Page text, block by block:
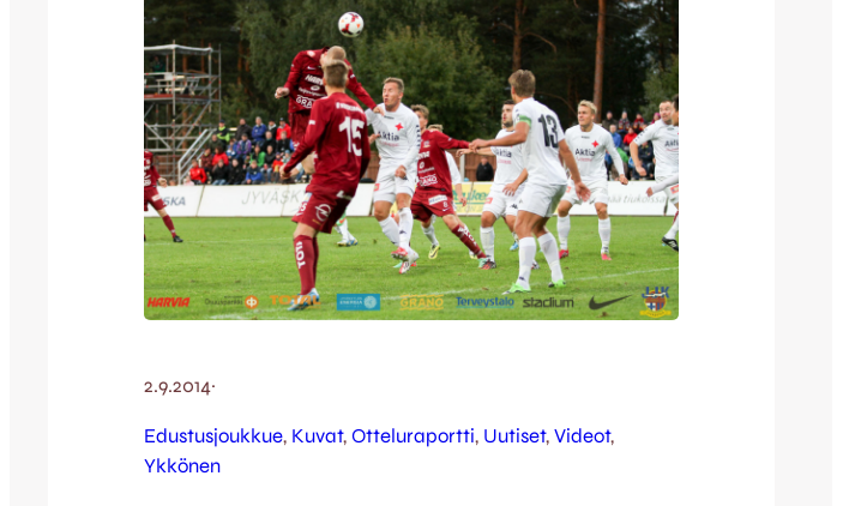
2.9.2014·
Edustusjoukkue, Kuvat, Otteluraportti, Uutiset, Videot
Ykkönen